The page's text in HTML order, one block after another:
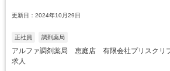
更新日：2024年10月29日
正社員 調剤薬局
アルファ調剤薬局 恵庭店 有限会社プリスクリ
求人